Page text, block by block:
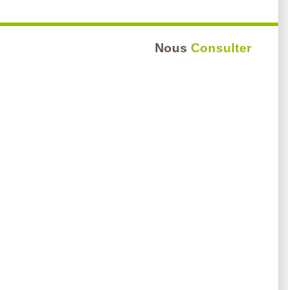
Nous Consulter